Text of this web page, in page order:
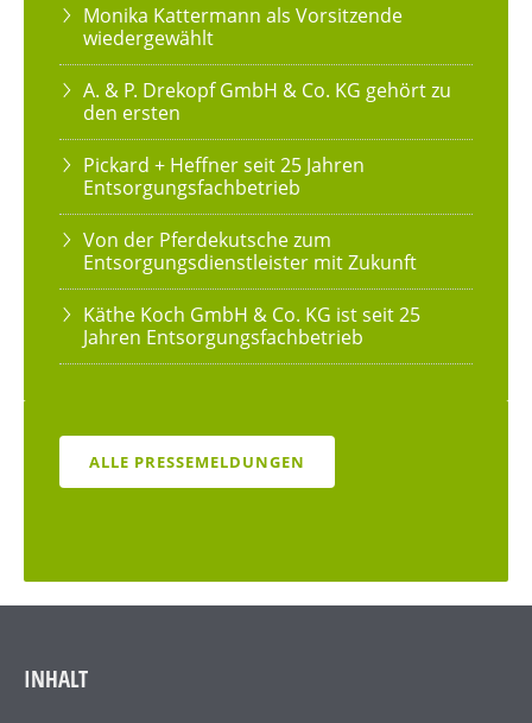
Monika Kattermann als Vorsitzende
wiedergewählt
A. & P. Drekopf GmbH & Co. KG gehört zu
den ersten
Pickard + Heffner seit 25 Jahren
Entsorgungsfachbetrieb
Von der Pferdekutsche zum
Entsorgungsdienstleister mit Zukunft
Käthe Koch GmbH & Co. KG ist seit 25
Jahren Entsorgungsfachbetrieb
ALLE PRESSEMELDUNGEN
INHALT